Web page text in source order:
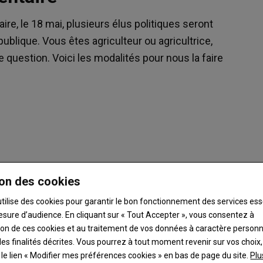
le 18 mai, plusieurs élus politiques seront
Vous êtes agriculteur ou agricultrice,
Voici les modalités pour nous la faire
la parole.
alimentaire organisé par le Conseil de l’Agriculture
JA, MSA, CNMCCA, la Coopération agricole, Fédération
des cookies
des cookies pour garantir le bon fonctionnement des services
d’audience. En cliquant sur « Tout Accepter », vous consentez à
de ces cookies et au traitement de vos données à caractère
finalités décrites. Vous pourrez à tout moment revenir sur vos
lien « Modifier mes préférences cookies » en bas de page du site.